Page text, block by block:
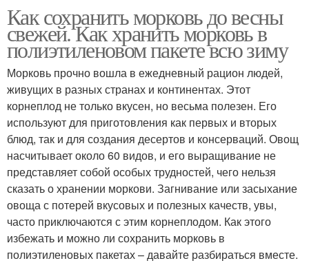
Как сохранить морковь до весны
свежей. Как хранить морковь в
полиэтиленовом пакете всю зиму
Морковь прочно вошла в ежедневный рацион людей,
живущих в разных странах и континентах. Этот
корнеплод не только вкусен, но весьма полезен. Его
используют для приготовления как первых и вторых
блюд, так и для создания десертов и консерваций. Овощ
насчитывает около 60 видов, и его выращивание не
представляет собой особых трудностей, чего нельзя
сказать о хранении моркови. Загнивание или засыхание
овоща с потерей вкусовых и полезных качеств, увы,
часто приключаются с этим корнеплодом. Как этого
избежать и можно ли сохранить морковь в
полиэтиленовых пакетах – давайте разбираться вместе.